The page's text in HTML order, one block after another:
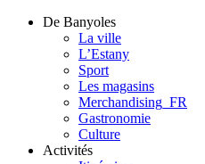
De Banyoles
La ville
L’Estany
Sport
Les magasins
Merchandising_FR
Gastronomie
Culture
Activités